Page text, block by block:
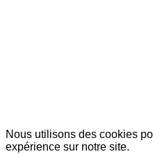
Nous utilisons des cookies
expérience sur notre site.